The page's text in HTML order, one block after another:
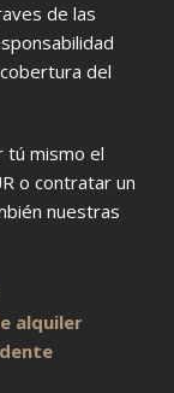
de las
del
tú mismo el
o contratar un
nuestras
alquiler